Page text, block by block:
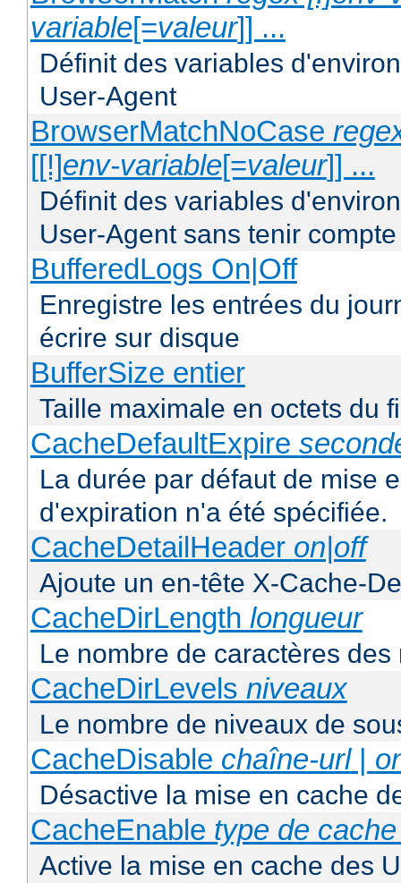
variable[=valeur]] ...
Définit des variables
User-Agent
BrowserMatchNoCase
[[!]env-variable[=valeur]] ...
Définit des variables
User-Agent sans tenir
BufferedLogs On|Off
Enregistre les entrées du
écrire sur disque
BufferSize entier
Taille maximale en octets du
CacheDefaultExpire
La durée par défaut de mise
d'expiration n'a été spécifiée.
CacheDetailHeader on|off
Ajoute un en-tête X-Cache-
CacheDirLength longueur
Le nombre de caractères
CacheDirLevels niveaux
Le nombre de niveaux de
CacheDisable chaîne-url|
Désactive la mise en cache
CacheEnable type de cache
Active la mise en cache des